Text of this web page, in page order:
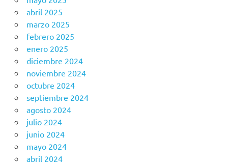
abril 2025
marzo 2025
febrero 2025
enero 2025
diciembre 2024
noviembre 2024
octubre 2024
septiembre 2024
agosto 2024
julio 2024
junio 2024
mayo 2024
abril 2024